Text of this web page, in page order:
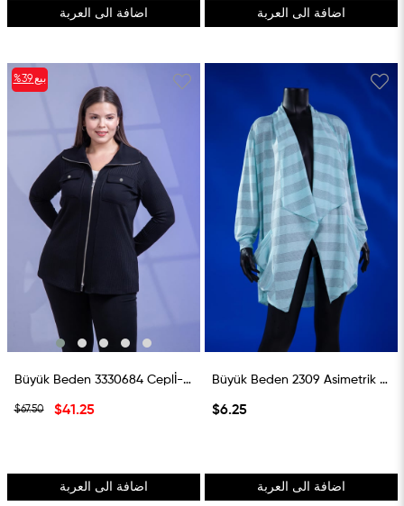
اضافة الى العربة اضافة الى العربة
Büyük Beden 3330684 Ceplİ-Fermuarlı Triko Gömlek Siyah
$41.25
$67.50
اضافة الى العربة
%39 بيع
Büyük Beden 2309 Asimetrik Yaka Hırka Mint Yeşil
$6.25
اضافة الى العربة